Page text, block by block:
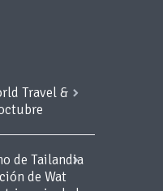
Travel &
de Tailandia
de Wat